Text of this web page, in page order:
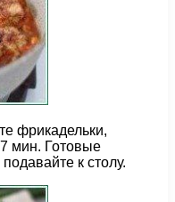
фрикадельки,
мин. Готовые
к столу.